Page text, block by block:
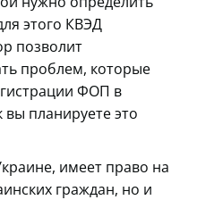
этого КВЭД
позволит
проблем, которые
ФОП в
планируете это
имеет право на
граждан, но и